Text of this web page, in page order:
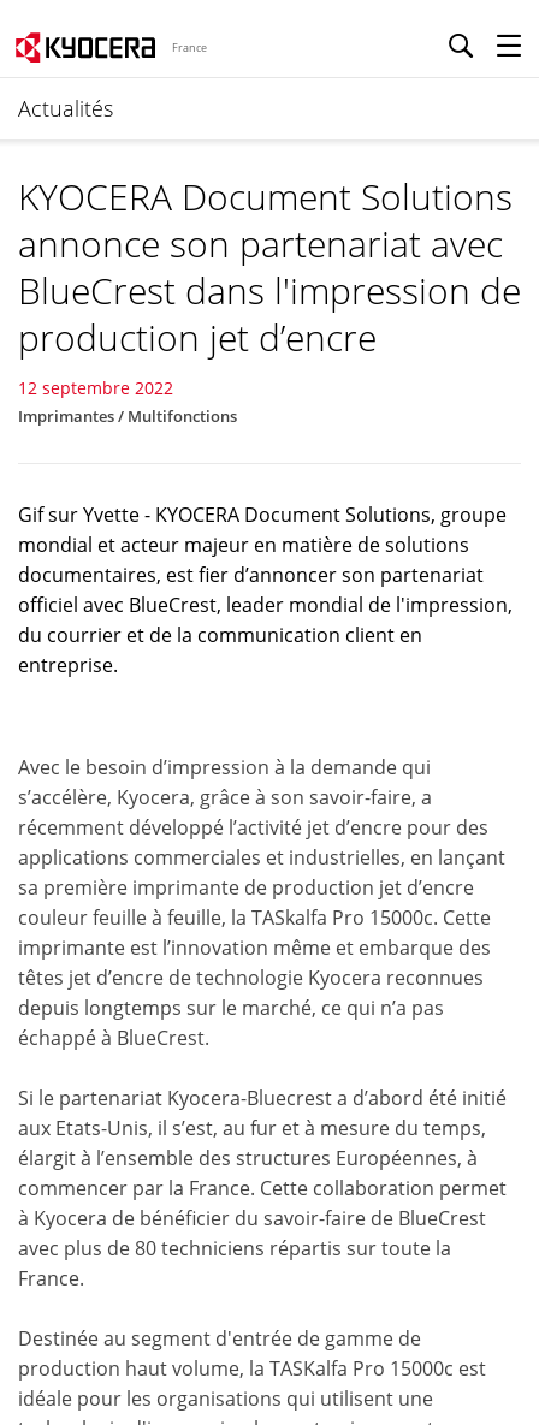
France
Actualités
KYOCERA Document Solutions
annonce son partenariat avec
BlueCrest dans l'impression de
production jet d’encre
12 septembre 2022
Imprimantes / Multifonctions
Gif sur Yvette - KYOCERA Document Solutions, groupe
mondial et acteur majeur en matière de solutions
documentaires, est fier d’annoncer son partenariat
officiel avec BlueCrest, leader mondial de l'impression,
du courrier et de la communication client en
entreprise.
Avec le besoin d’impression à la demande qui
s’accélère, Kyocera, grâce à son savoir-faire, a
récemment développé l’activité jet d’encre pour des
applications commerciales et industrielles, en lançant
sa première imprimante de production jet d’encre
couleur feuille à feuille, la TASkalfa Pro 15000c. Cette
imprimante est l’innovation même et embarque des
têtes jet d’encre de technologie Kyocera reconnues
depuis longtemps sur le marché, ce qui n’a pas
échappé à BlueCrest.
Si le partenariat Kyocera-Bluecrest a d’abord été initié
aux Etats-Unis, il s’est, au fur et à mesure du temps,
élargit à l’ensemble des structures Européennes, à
commencer par la France. Cette collaboration permet
à Kyocera de bénéficier du savoir-faire de BlueCrest
avec plus de 80 techniciens répartis sur toute la
France.
Destinée au segment d'entrée de gamme de
production haut volume, la TASKalfa Pro 15000c est
idéale pour les organisations qui utilisent une